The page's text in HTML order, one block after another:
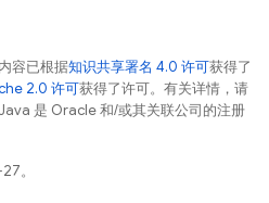
容已根据知识共享署名 4.0 许可获得了
2.0 许可获得了许可。有关详情，请
是 Oracle 和/或其关联公司的注册
。